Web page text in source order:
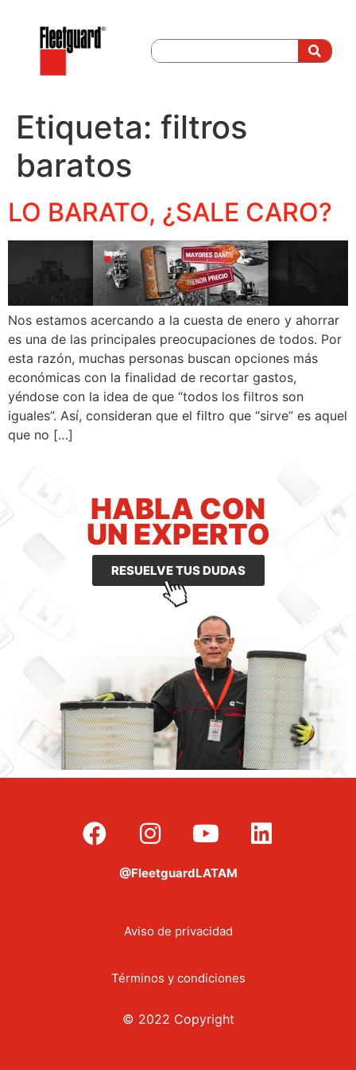
Etiqueta: filtros
baratos
LO BARATO, ¿SALE CARO?
Nos estamos acercando a la cuesta de enero y ahorrar
es una de las principales preocupaciones de todos. Por
esta razón, muchas personas buscan opciones más
económicas con la finalidad de recortar gastos,
yéndose con la idea de que “todos los filtros son
iguales”. Así, consideran que el filtro que “sirve” es aquel
que no […]
HABLA CON
UN EXPERTO
RESUELVE TUS DUDAS
@FleetguardLATAM
Aviso de privacidad
Términos y condiciones
© 2022 Copyright